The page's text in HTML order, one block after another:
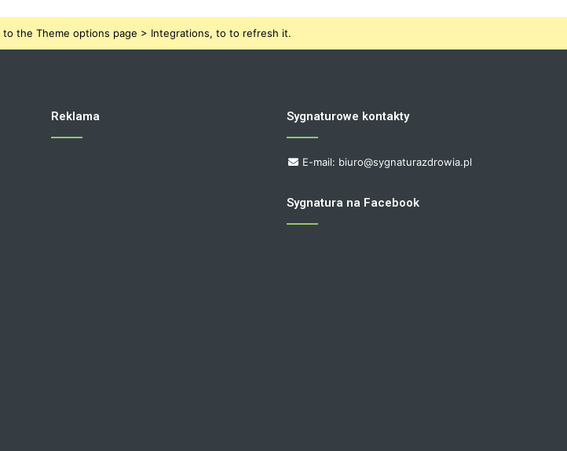
to the Theme options page > Integrations, to to refresh it.
Reklama Sygnaturowe kontakty
E-mail: biuro@sygnaturazdrowia.pl
Sygnatura na Facebook